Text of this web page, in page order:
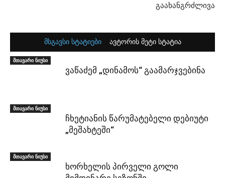
გაახანგრძლივა
მსგავსი სტატიები ავტორის მეტი სტატია
მთავარი ნიუსი
ვაწაძემ „დინამოს“ გაამარჯვებინა
მთავარი ნიუსი
ჩხეტიანის წარუმატებელი დებიუტი
„მეშახტეში“
მთავარი ნიუსი
ხორხელის პირველი გოლი